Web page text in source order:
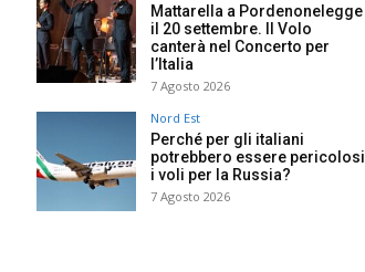
Mattarella a Pordenonelegge
il 20 settembre. Il Volo
canterà nel Concerto per
l’Italia
7 Agosto 2026
Nord Est
Perché per gli italiani
potrebbero essere pericolosi
i voli per la Russia?
7 Agosto 2026